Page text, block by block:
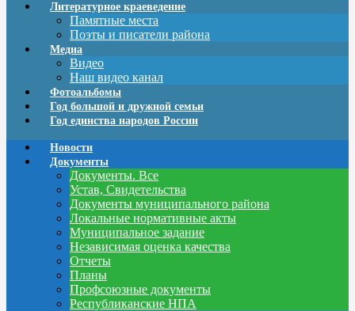
Литературное краеведение
Памятные места
Поэты и писатели района
Медиа
Видео
Наш видео канал
Фотоальбомы
Год большой и дружной семьи
Год единства народов России
Новости
Документы
Документы. Все
Устав, Свидетельства
Документы муниципального района
Локальные нормативные акты
Муниципальное задание
Независимая оценка качества
Отчеты
Планы
Профсоюзные документы
Республиканские НПА